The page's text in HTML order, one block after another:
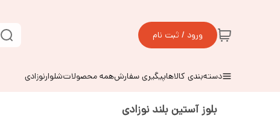
ورود / ثبت نام
دسته‌بندی کالاهاپیگیری سفارشهمه محصولاتشلوارنوزادی
بلوز آستین بلند نوزادی